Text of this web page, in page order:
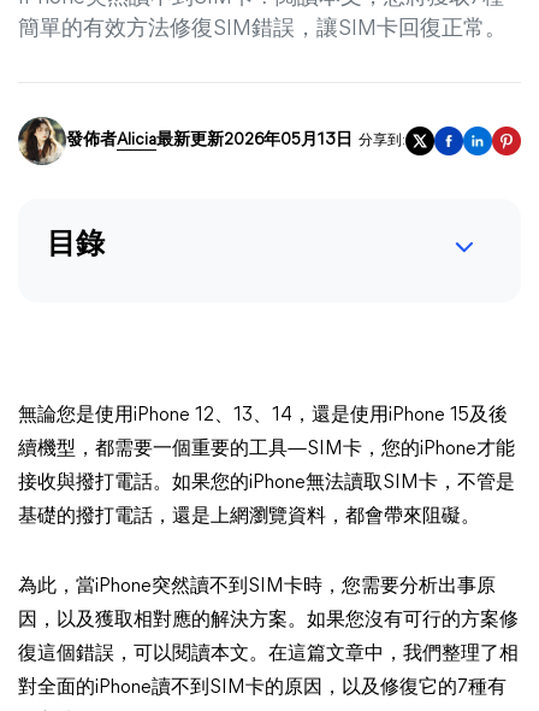
簡單的有效方法修復SIM錯誤，讓SIM卡回復正常。
發佈者Alicia最新更新2026年05月13日 分享到:
目錄
無論您是使用iPhone 12、13、14，還是使用iPhone 15及後
續機型，都需要一個重要的工具—SIM卡，您的iPhone才能
接收與撥打電話。如果您的iPhone無法讀取SIM卡，不管是
基礎的撥打電話，還是上網瀏覽資料，都會帶來阻礙。
為此，當iPhone突然讀不到SIM卡時，您需要分析出事原
因，以及獲取相對應的解決方案。如果您沒有可行的方案修
復這個錯誤，可以閱讀本文。在這篇文章中，我們整理了相
對全面的iPhone讀不到SIM卡的原因，以及修復它的7種有